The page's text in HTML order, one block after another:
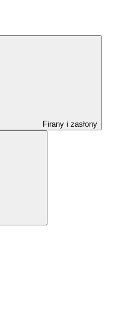
Firany i zasłony